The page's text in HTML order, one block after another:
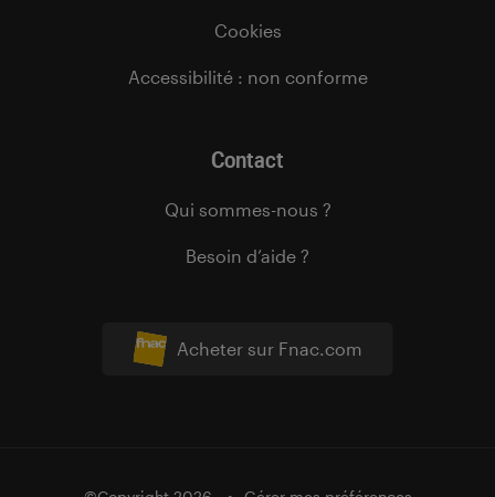
Acheter sur Fnac.com
Cookies
Accessibilité : non conforme
Contact
Qui sommes-nous ?
Besoin d’aide ?